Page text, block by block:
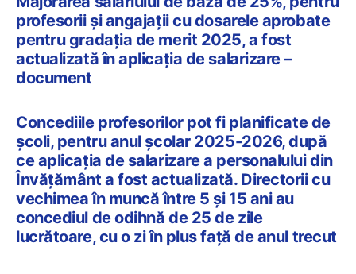
profesorii și angajații cu dosarele aprobate
pentru gradația de merit 2025, a fost
actualizată în aplicația de salarizare –
document
Concediile profesorilor pot fi planificate de
școli, pentru anul școlar 2025-2026, după
ce aplicația de salarizare a personalului din
Învățământ a fost actualizată. Directorii cu
vechimea în muncă între 5 și 15 ani au
concediul de odihnă de 25 de zile
lucrătoare, cu o zi în plus față de anul trecut